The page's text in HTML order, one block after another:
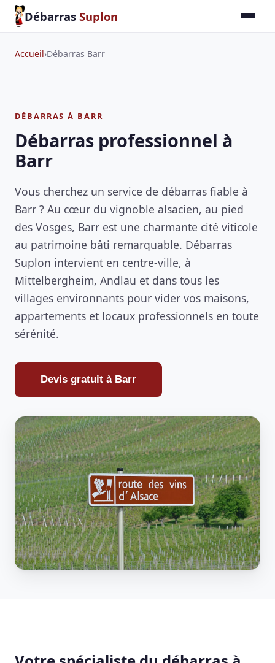
Débarras Suplon
Accueil›Débarras Barr
DÉBARRAS À BARR
Débarras professionnel à
Barr
Vous cherchez un service de débarras fiable à
Barr ? Au cœur du vignoble alsacien, au pied
des Vosges, Barr est une charmante cité viticole
au patrimoine bâti remarquable. Débarras
Suplon intervient en centre-ville, à
Mittelbergheim, Andlau et dans tous les
villages environnants pour vider vos maisons,
appartements et locaux professionnels en toute
sérénité.
Devis gratuit à Barr